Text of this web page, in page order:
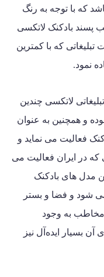
که با توجه به رنگ
پسند بادکنک لاتکسی
که با کمترین
نمود.
لاتکسی چندین
و همچنین به عنوان
فعالیت می نماید و
که در ایران فعالیت می
مدل های بادکنک
شود و فضا و بستر
مخاطب به وجود
بسیار ایده‌آل نیز